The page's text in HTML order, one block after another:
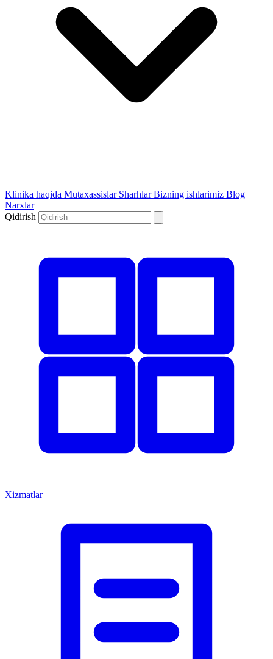
Klinika haqida Mutaxassislar SharhlarBizning ishlarimiz Blog
Narxlar
Qidirish
Xizmatlar